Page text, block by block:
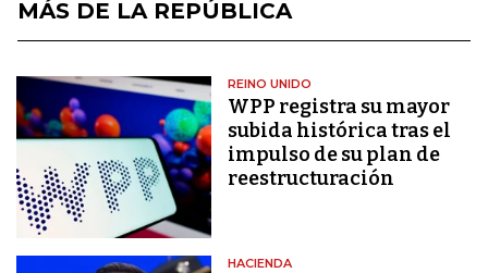
MÁS DE LA REPÚBLICA
REINO UNIDO
WPP registra su mayor
subida histórica tras el
impulso de su plan de
reestructuración
HACIENDA